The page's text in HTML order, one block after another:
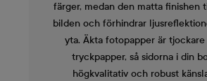
färger, medan den matta finishen
bilden och förhindrar
yta. Äkta fotopapper är
tryckpapper, så sidorna i din
högkvalitativ och robust